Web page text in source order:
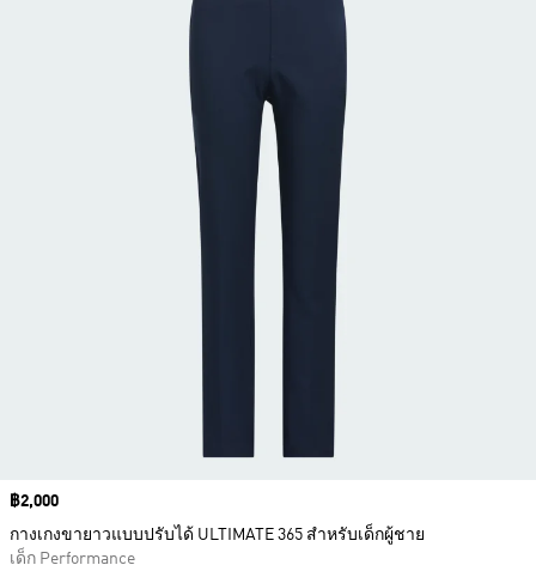
Price
฿2,000
กางเกงขายาวแบบปรับได้ ULTIMATE 365 สำหรับเด็กผู้ชาย
เด็ก Performance